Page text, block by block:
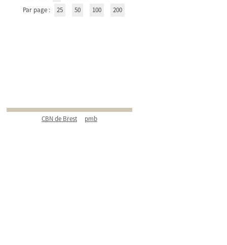
Par page :
25 50 100 200
CBN de Brest pmb